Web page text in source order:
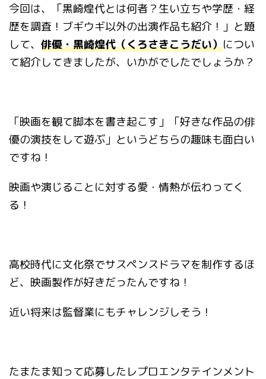
今回は、「黒崎煌代とは何者？生い立ちや学歴・経
歴を調査！ブギウギ以外の出演作品も紹介！」と題
して、 俳優・黒崎煌代（くろさきこうだい）につい
て紹介してきましたが、いかがでしたでしょうか？
「映画を観て脚本を書き起こす」「好きな作品の俳
優の演技をして遊ぶ」というどちらの趣味も面白い
ですね！
映画や演じることに対する愛・情熱が伝わってく
る！
高校時代に文化祭でサスペンスドラマを制作するほ
ど、映画製作が好きだったんですね！
近い将来は監督業にもチャレンジしそう！
たまたま知って応募したレプロエンタテインメント